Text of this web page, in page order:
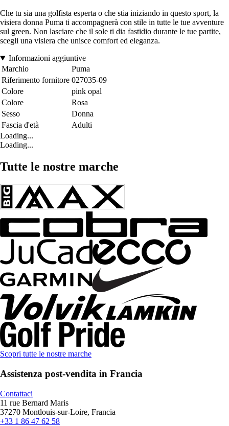
Che tu sia una golfista esperta o che stia iniziando in questo sport, la
visiera donna Puma ti accompagnerà con stile in tutte le tue avventure
sul green. Non lasciare che il sole ti dia fastidio durante le tue partite,
scegli una visiera che unisce comfort ed eleganza.
Informazioni aggiuntive
Marchio
Puma
Riferimento fornitore 027035-09
Colore
pink opal
Colore
Rosa
Sesso
Donna
Fascia d'età
Adulti
Loading...
Loading...
Tutte le nostre marche
Scopri tutte le nostre marche
Assistenza post-vendita in Francia
Contattaci
11 rue Bernard Maris
37270 Montlouis-sur-Loire, Francia
+33 1 86 47 62 58